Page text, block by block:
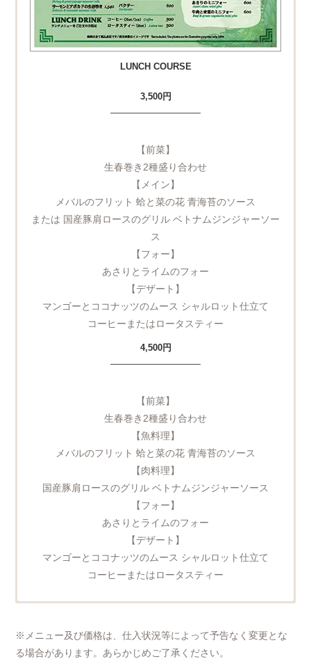
LUNCH COURSE
3,500円
——————————
【前菜】
生春巻き2種盛り合わせ
【メイン】
メバルのフリット 蛤と菜の花 青海苔のソース
または 国産豚肩ロースのグリル ベトナムジンジャーソー
ス
【フォー】
あさりとライムのフォー
【デザート】
マンゴーとココナッツのムース シャルロット仕立て
コーヒーまたはロータスティー
4,500円
——————————
【前菜】
生春巻き2種盛り合わせ
【魚料理】
メバルのフリット 蛤と菜の花 青海苔のソース
【肉料理】
国産豚肩ロースのグリル ベトナムジンジャーソース
【フォー】
あさりとライムのフォー
【デザート】
マンゴーとココナッツのムース シャルロット仕立て
コーヒーまたはロータスティー
——————————
※メニュー及び価格は、仕入状況等によって予告なく変更とな
る場合があります。あらかじめご了承ください。